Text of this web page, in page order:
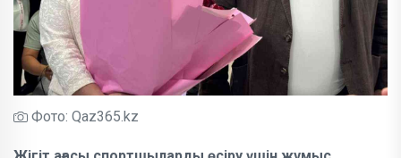
Фото: Qaz365.kz